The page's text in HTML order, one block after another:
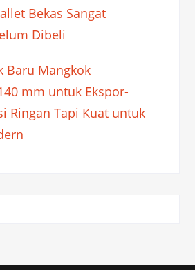
Bekas Sangat
Dibeli
Baru Mangkok
mm untuk Ekspor-
Ringan Tapi Kuat untuk